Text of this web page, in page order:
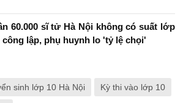
60.000 sĩ tử Hà Nội không có suất lớp
công lập, phụ huynh lo 'tỷ lệ chọi'
sinh lớp 10 Hà Nội Kỳ thi vào lớp 10